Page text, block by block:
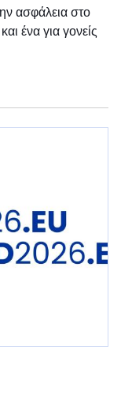
ασφάλεια στο
ένα για γονείς